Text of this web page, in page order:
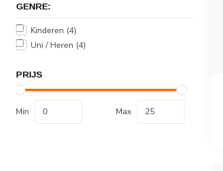
GENRE:
Kinderen (4)
Uni / Heren (4)
PRIJS
Min Max